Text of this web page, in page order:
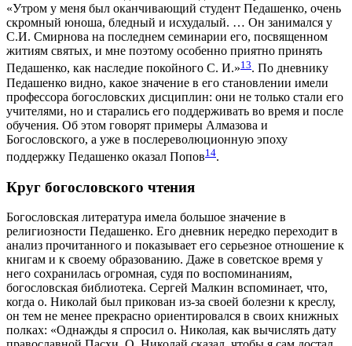
«Утром у меня был оканчивающий студент Педашенко, очень
скромный юноша, бледный и исхудалый. … Он занимался у
С.И. Смирнова на последнем семинарии его, посвященном
житиям святых, и мне поэтому особенно приятно принять
Педашенко, как наследие покойного С. И.»13. По дневнику
Педашенко видно, какое значение в его становлении имели
профессора богословских дисциплин: они не только стали его
учителями, но и старались его поддерживать во время и после
обучения. Об этом говорят примеры Алмазова и
Богословского, а уже в послереволюционную эпоху
поддержку Педашенко оказал Попов14.
Круг богословского чтения
Богословская литература имела большое значение в
религиозности Педашенко. Его дневник нередко переходит в
анализ прочитанного и показывает его серьезное отношение к
книгам и к своему образованию. Даже в советское время у
него сохранилась огромная, судя по воспоминаниям,
богословская библиотека. Сергей Малкин вспоминает, что,
когда о. Николай был прикован из-за своей болезни к креслу,
он тем не менее прекрасно ориентировался в своих книжных
полках: «Однажды я спросил о. Николая, как вычислять дату